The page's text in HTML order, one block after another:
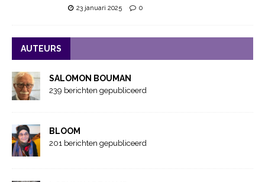
23 januari 2025 0
AUTEURS
SALOMON BOUMAN
239 berichten gepubliceerd
BLOOM
201 berichten gepubliceerd